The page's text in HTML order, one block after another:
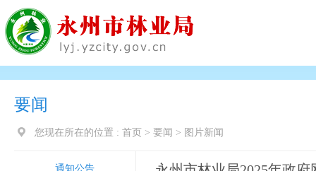
要闻
您现在所在的位置 : 首页 > 要闻 > 图片新闻
通知公告